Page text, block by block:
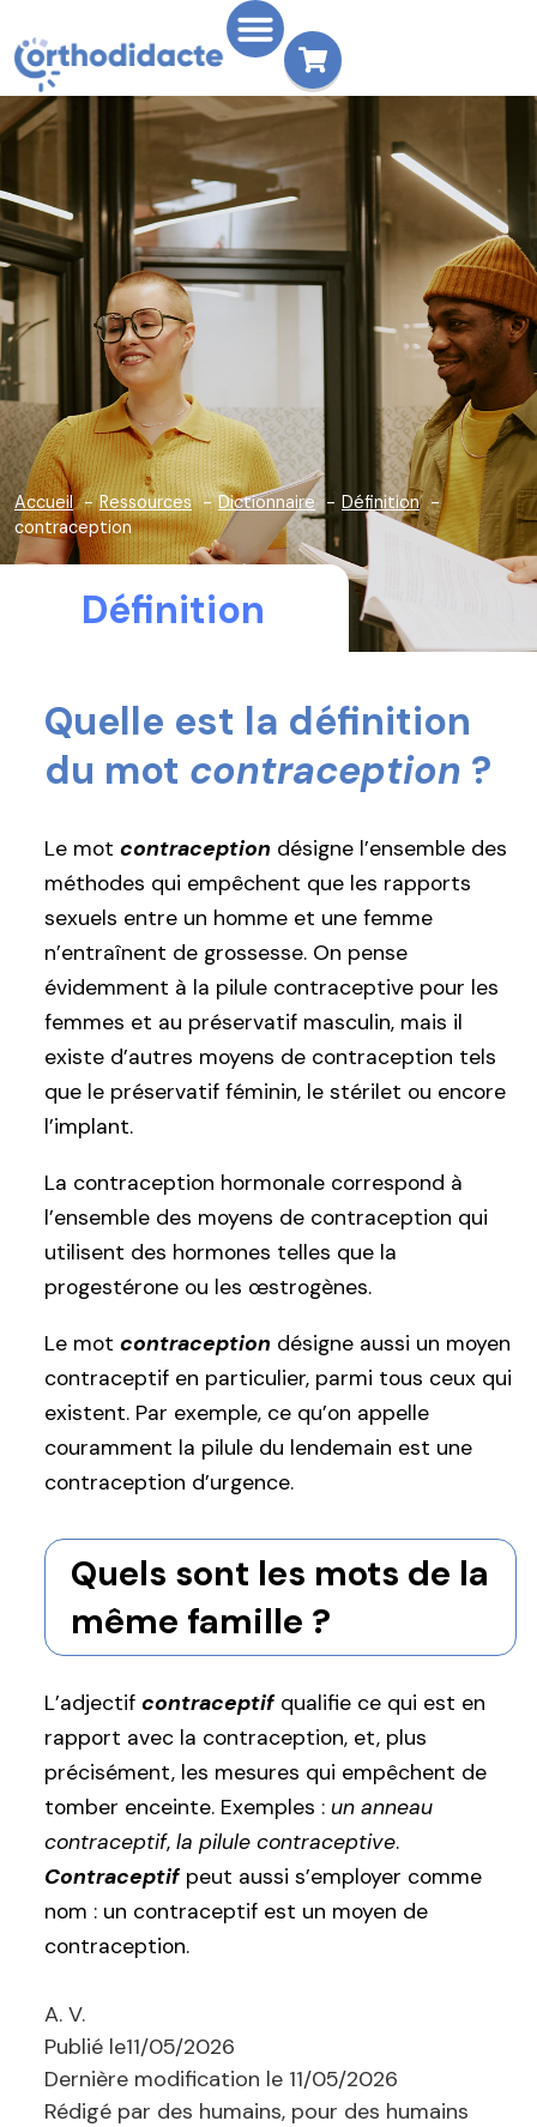
Accueil Ressources Dictionnaire
Définition
contraception
Définition
Quelle est la définition
du mot contraception ?
Le mot contraception désigne l’ensemble des
méthodes qui empêchent que les rapports
sexuels entre un homme et une femme
n’entraînent de grossesse. On pense
évidemment à la pilule contraceptive pour les
femmes et au préservatif masculin, mais il
existe d’autres moyens de contraception tels
que le préservatif féminin, le stérilet ou encore
l’implant.
La contraception hormonale correspond à
l’ensemble des moyens de contraception qui
utilisent des hormones telles que la
progestérone ou les œstrogènes.
Le mot contraception désigne aussi un moyen
contraceptif en particulier, parmi tous ceux qui
existent. Par exemple, ce qu’on appelle
couramment la pilule du lendemain est une
contraception d’urgence.
Quels sont les mots de la
même famille ?
L’adjectif contraceptif qualifie ce qui est en
rapport avec la contraception, et, plus
précisément, les mesures qui empêchent de
tomber enceinte. Exemples : un anneau
contraceptif, la pilule contraceptive.
Contraceptif peut aussi s’employer comme
nom : un contraceptif est un moyen de
contraception.
A. V.
Publié le11/05/2026
Dernière modification le 11/05/2026
Rédigé par des humains, pour des humains